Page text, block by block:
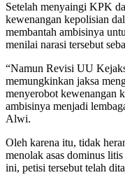
Setelah menyaingi KPK
kewenangan kepolisian
membantah ambisinya
menilai narasi tersebut
“Namun Revisi UU
memungkinkan jaksa
menyerobot kewenangan
ambisinya menjadi
Alwi.
Oleh karena itu, tidak
menolak asas dominus
ini, petisi tersebut telah